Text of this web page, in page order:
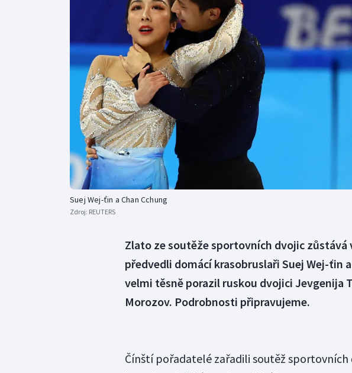
Curling
Dostihy
Florbal
Futsal
Moderní
Suej Wej-ťin a Chan Cchung
Zdroj: REUTERS
Zlato ze soutěže sportovních dvojic zůstává
předvedli domácí krasobruslaři Suej Wej-ťin
velmi těsně porazil ruskou dvojici Jevgenija
Morozov. Podrobnosti připravujeme.
Čínští pořadatelé zařadili soutěž sportovních